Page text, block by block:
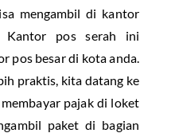
mengambil di kantor
Kantor pos serah ini
pos besar di kota anda.
praktis, kita datang ke
pajak di loket
paket di bagian